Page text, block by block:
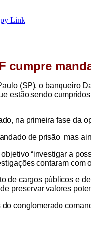
Link
cumpre
(SP), o banqueiro
estão sendo
na primeira fase da
de prisão, mas
“investigar a
contaram com
de cargos públicos e
preservar valores
conglomerado